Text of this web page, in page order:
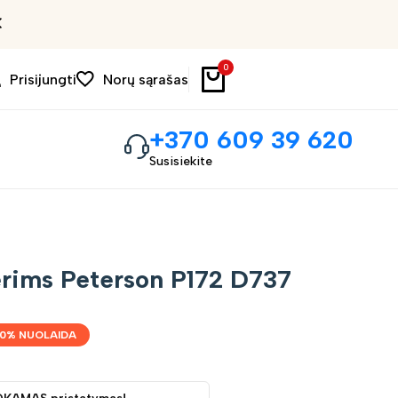
Prisijungti Norų sąrašas
0
+370 609 39 620
Susisiekite
Peterson P172 D737
% NUOLAIDA